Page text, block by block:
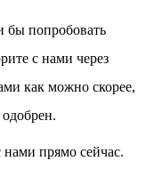
бы попробовать
с нами через
как можно скорее,
одобрен.
прямо сейчас.